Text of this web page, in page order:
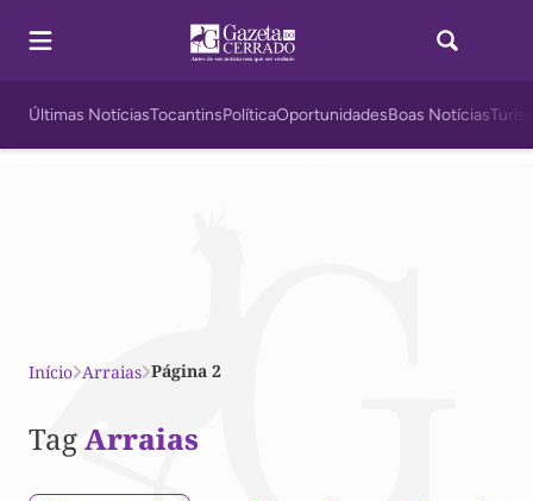
Últimas NotíciasTocantinsPolíticaOportunidadesBoas Notícias
Início Arraias Página 2
TagArraias